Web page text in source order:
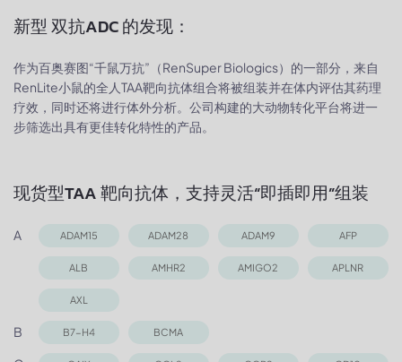
新型 双抗ADC 的发现：
作为百奥赛图“千鼠万抗”（RenSuper Biologics）的一部分，来自
RenLite小鼠的全人TAA靶向抗体组合将被组装并在体内评估其药理
疗效，同时还将进行体外分析。公司构建的大动物转化平台将进一
步筛选出具有更佳转化特性的产品。
现货型TAA 靶向抗体，支持灵活“即插即用”组装
A ADAM15 ADAM28 ADAM9 AFP
ALB AMHR2 AMIGO2 APLNR
AXL
B B7-H4 BCMA